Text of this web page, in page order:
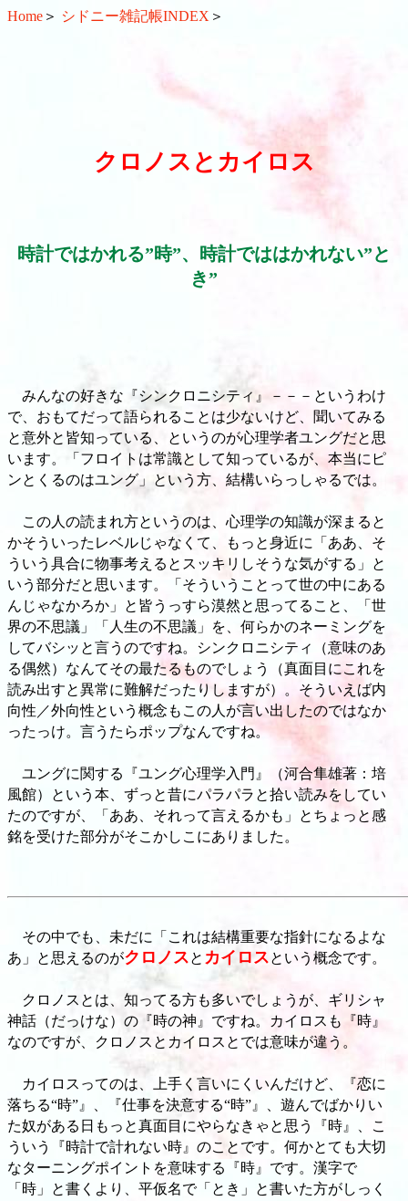
Home ＞ シドニー雑記帳INDEX ＞
クロノスとカイロス
時計ではかれる”時”、時計でははかれない”と
き”
みんなの好きな『シンクロニシティ』－－－というわけ
で、おもてだって語られることは少ないけど、聞いてみる
と意外と皆知っている、というのが心理学者ユングだと思
います。「フロイトは常識として知っているが、本当にピ
ンとくるのはユング」という方、結構いらっしゃるでは。
この人の読まれ方というのは、心理学の知識が深まると
かそういったレベルじゃなくて、もっと身近に「ああ、そ
ういう具合に物事考えるとスッキリしそうな気がする」と
いう部分だと思います。「そういうことって世の中にある
んじゃなかろか」と皆うっすら漠然と思ってること、「世
界の不思議」「人生の不思議」を、何らかのネーミングを
してバシッと言うのですね。シンクロニシティ（意味のあ
る偶然）なんてその最たるものでしょう（真面目にこれを
読み出すと異常に難解だったりしますが）。そういえば内
向性／外向性という概念もこの人が言い出したのではなか
ったっけ。言うたらポップなんですね。
ユングに関する『ユング心理学入門』（河合隼雄著：培
風館）という本、ずっと昔にパラパラと拾い読みをしてい
たのですが、「ああ、それって言えるかも」とちょっと感
銘を受けた部分がそこかしこにありました。
その中でも、未だに「これは結構重要な指針になるよな
あ」と思えるのがクロノスと カイロスという概念です。
クロノスとは、知ってる方も多いでしょうが、ギリシャ
神話（だっけな）の『時の神』ですね。カイロスも『時』
なのですが、クロノスとカイロスとでは意味が違う。
カイロスってのは、上手く言いにくいんだけど、『恋に
落ちる“時”』、『仕事を決意する“時”』、遊んでばかりい
た奴がある日もっと真面目にやらなきゃと思う『時』、こ
ういう『時計で計れない時』のことです。何かとても大切
なターニングポイントを意味する『時』です。漢字で
「時」と書くより、平仮名で「とき」と書いた方がしっく